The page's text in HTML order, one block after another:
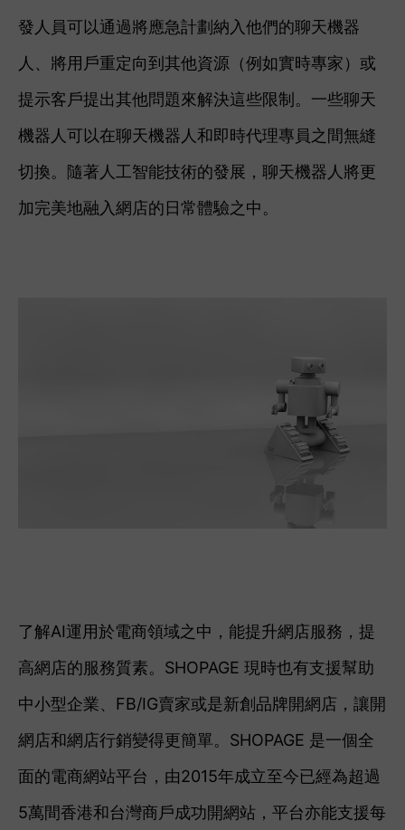
發人員可以通過將應急計劃納入他們的聊天機器
人、將用戶重定向到其他資源（例如實時專家）或
提示客戶提出其他問題來解決這些限制。一些聊天
機器人可以在聊天機器人和即時代理專員之間無縫
切換。隨著人工智能技術的發展，聊天機器人將更
加完美地融入網店的日常體驗之中。
了解AI運用於電商領域之中，能提升網店服務，提
高網店的服務質素。SHOPAGE 現時也有支援幫助
中小型企業、FB/IG賣家或是新創品牌開網店，讓開
網店和網店行銷變得更簡單。SHOPAGE 是一個全
面的電商網站平台，由2015年成立至今已經為超過
5萬間香港和台灣商戶成功開網站，平台亦能支援每